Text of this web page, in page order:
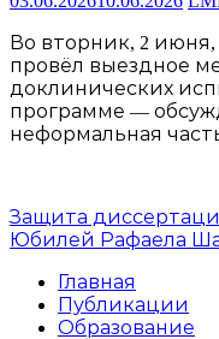
Во вторник, 2
провёл выездное
доклинических
программе —
неформальная
Навигация
по
записям
Защита
Юбилей Рафаела
Главная
Публикации
Образование